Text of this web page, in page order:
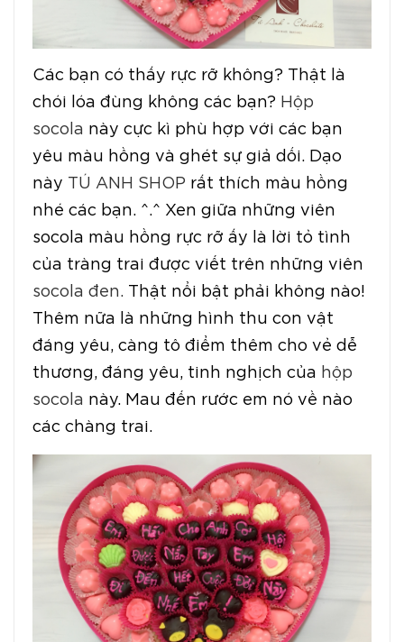
Các bạn có thấy rực rỡ không? Thật là
chói lóa đùng không các bạn? Hộp
socola này cực kì phù hợp với các bạn
yêu màu hồng và ghét sự giả dối. Dạo
này
TÚ ANH SHOP rất thích màu hồng
nhé các bạn. ^.^ Xen giữa những viên
socola màu hồng rực rỡ ấy là lời tỏ tình
của tràng trai được viết trên những viên
socola đen. Thật nổi bật phải không nào!
Thêm nữa là những hình thu con vật
đáng yêu, càng tô điểm thêm cho vẻ dễ
thương, đáng yêu, tinh nghịch của hộp
socola này. Mau đến rước em nó về nào
các chàng trai.